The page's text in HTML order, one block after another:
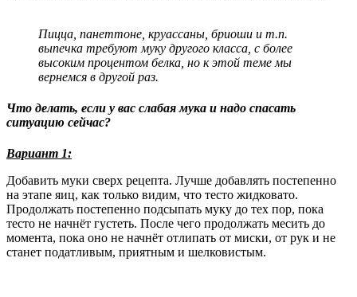
Пицца, панеттоне, круассаны, бриоши и т.п.
выпечка требуют муку другого класса, с более
высоким процентом белка, но к этой теме мы
вернемся в другой раз.
Что делать, если у вас слабая мука и надо спасать
ситуацию сейчас?
Вариант 1:
Добавить муки сверх рецепта. Лучше добавлять постепенно
на этапе яиц, как только видим, что тесто жидковато.
Продолжать постепенно подсыпать муку до тех пор, пока
тесто не начнёт густеть. После чего продолжать месить до
момента, пока оно не начнёт отлипать от миски, от рук и не
станет податливым, приятным и шелковистым.